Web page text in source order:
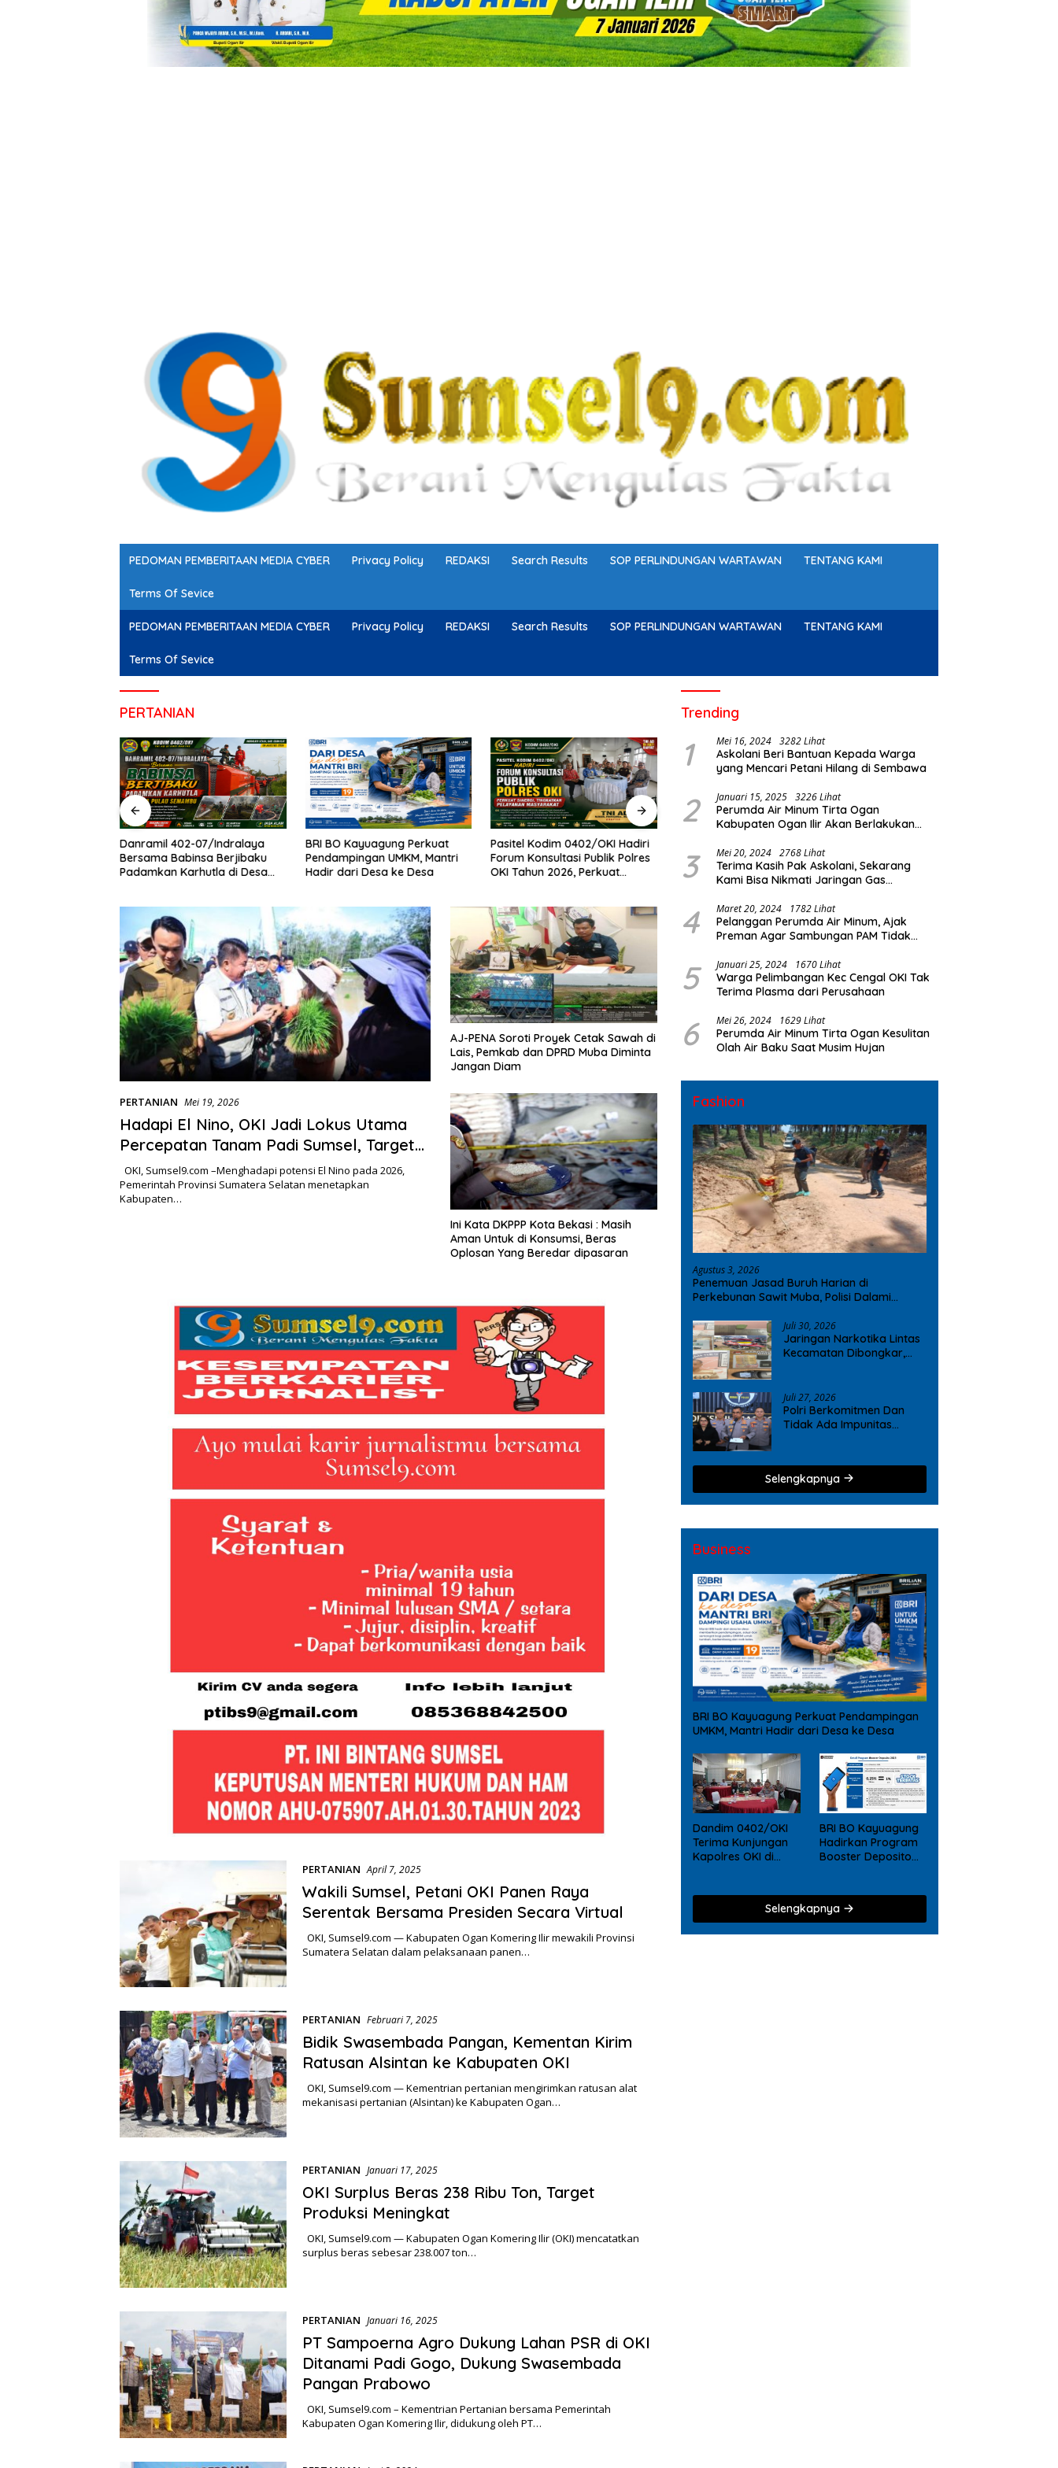
PEDOMAN PEMBERITAAN MEDIA CYBER Privacy Policy REDAKSI Search Results SOP PERLINDUNGAN WARTAWAN TENTANG KAMI
Terms Of Sevice
PEDOMAN PEMBERITAAN MEDIA CYBER Privacy Policy REDAKSI Search Results SOP PERLINDUNGAN WARTAWAN TENTANG KAMI
Terms Of Sevice
PERTANIAN
Danramil 402-07/Indralaya
Bersama Babinsa Berjibaku
Padamkan Karhutla di Desa
BRI BO Kayuagung Perkuat
Pendampingan UMKM, Mantri
Hadir dari Desa ke Desa
Pasitel Kodim 0402/OKI Hadiri
Forum Konsultasi Publik Polres
OKI Tahun 2026, Perkuat
Konsultasi Publik, Tampung
Masukan untuk Tingkatkan
Pelayanan Masyarakat
Agri Resources Perbaiki Jalan
Penghubung di Mesuji,
Permudah Mobilitas Warga
PERTANIAN Mei 19, 2026
Hadapi El Nino, OKI Jadi Lokus Utama
Percepatan Tanam Padi Sumsel, Target
111 Ribu Hektare
OKI, Sumsel9.com –Menghadapi potensi El Nino pada 2026,
Pemerintah Provinsi Sumatera Selatan menetapkan
Kabupaten…
AJ-PENA Soroti Proyek Cetak Sawah di
Lais, Pemkab dan DPRD Muba Diminta
Jangan Diam
Ini Kata DKPPP Kota Bekasi : Masih
Aman Untuk di Konsumsi, Beras
Oplosan Yang Beredar dipasaran
PERTANIAN April 7, 2025
Wakili Sumsel, Petani OKI Panen Raya
Serentak Bersama Presiden Secara Virtual
OKI, Sumsel9.com — Kabupaten Ogan Komering Ilir mewakili Provinsi
Sumatera Selatan dalam pelaksanaan panen…
PERTANIAN Februari 7, 2025
Bidik Swasembada Pangan, Kementan Kirim
Ratusan Alsintan ke Kabupaten OKI
OKI, Sumsel9.com — Kementrian pertanian mengirimkan ratusan alat
mekanisasi pertanian (Alsintan) ke Kabupaten Ogan…
PERTANIAN Januari 17, 2025
OKI Surplus Beras 238 Ribu Ton, Target
Produksi Meningkat
OKI, Sumsel9.com — Kabupaten Ogan Komering Ilir (OKI) mencatatkan
surplus beras sebesar 238.007 ton…
PERTANIAN Januari 16, 2025
PT Sampoerna Agro Dukung Lahan PSR di OKI
Ditanami Padi Gogo, Dukung Swasembada
Pangan Prabowo
OKI, Sumsel9.com – Kementrian Pertanian bersama Pemerintah
Kabupaten Ogan Komering Ilir, didukung oleh PT…
Trending
1 Mei 16, 2024 3282 Lihat
Askolani Beri Bantuan Kepada Warga
yang Mencari Petani Hilang di Sembawa
2 Januari 15, 2025 3226 Lihat
Perumda Air Minum Tirta Ogan
Kabupaten Ogan Ilir Akan Berlakukan
3 Mei 20, 2024 2768 Lihat
Terima Kasih Pak Askolani, Sekarang
Kami Bisa Nikmati Jaringan Gas
4 Maret 20, 2024 1782 Lihat
Pelanggan Perumda Air Minum, Ajak
Preman Agar Sambungan PAM Tidak
5 Januari 25, 2024 1670 Lihat
Warga Pelimbangan Kec Cengal OKI Tak
Terima Plasma dari Perusahaan
6 Mei 26, 2024 1629 Lihat
Perumda Air Minum Tirta Ogan Kesulitan
Olah Air Baku Saat Musim Hujan
Fashion
Agustus 3, 2026
Penemuan Jasad Buruh Harian di
Perkebunan Sawit Muba, Polisi Dalami
Juli 30, 2026
Jaringan Narkotika Lintas
Kecamatan Dibongkar,
Juli 27, 2026
Polri Berkomitmen Dan
Tidak Ada Impunitas
Selengkapnya
Business
BRI BO Kayuagung Perkuat Pendampingan
UMKM, Mantri Hadir dari Desa ke Desa
Dandim 0402/OKI
Terima Kunjungan
Kapolres OKI di
BRI BO Kayuagung
Hadirkan Program
Booster Deposito
bagi Nasabah
Deposito Digital
Selengkapnya